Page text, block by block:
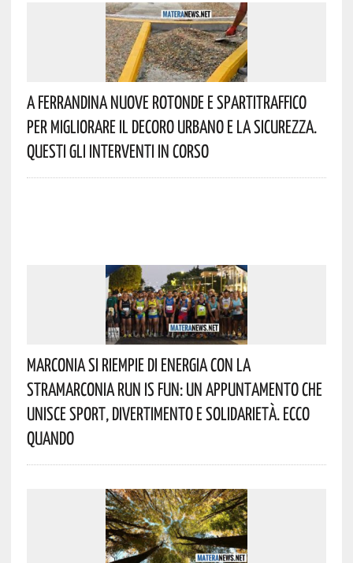
A Ferrandina Nuove Rotonde E Spartitraffico
Per Migliorare Il Decoro Urbano E La Sicurezza.
Questi Gli Interventi In Corso
Marconia Si Riempie Di Energia Con La
StraMarconia Run Is Fun: Un Appuntamento Che
Unisce Sport, Divertimento E Solidarietà. Ecco
Quando